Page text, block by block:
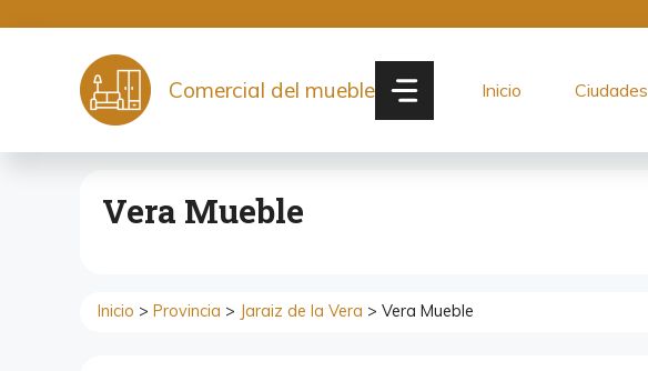
contenido
Comercial del mueble Inicio Ciudades
Vera Mueble
Inicio > Provincia > Jaraiz de la Vera > Vera Mueble